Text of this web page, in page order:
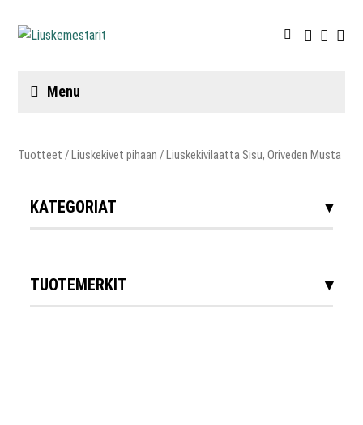
Menu
Tuotteet /Liuskekivet pihaan / Liuskekivilaatta Sisu, Oriveden Musta
KATEGORIAT
TUOTEMERKIT